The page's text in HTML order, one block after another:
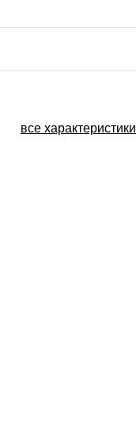
все характеристики